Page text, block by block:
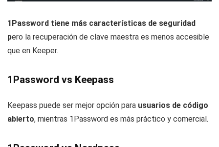
1Password tiene más características de seguridad
pero la recuperación de clave maestra es menos accesible
que en Keeper.
1Password vs Keepass
Keepass puede ser mejor opción para usuarios de código
abierto, mientras 1Password es más práctico y comercial.